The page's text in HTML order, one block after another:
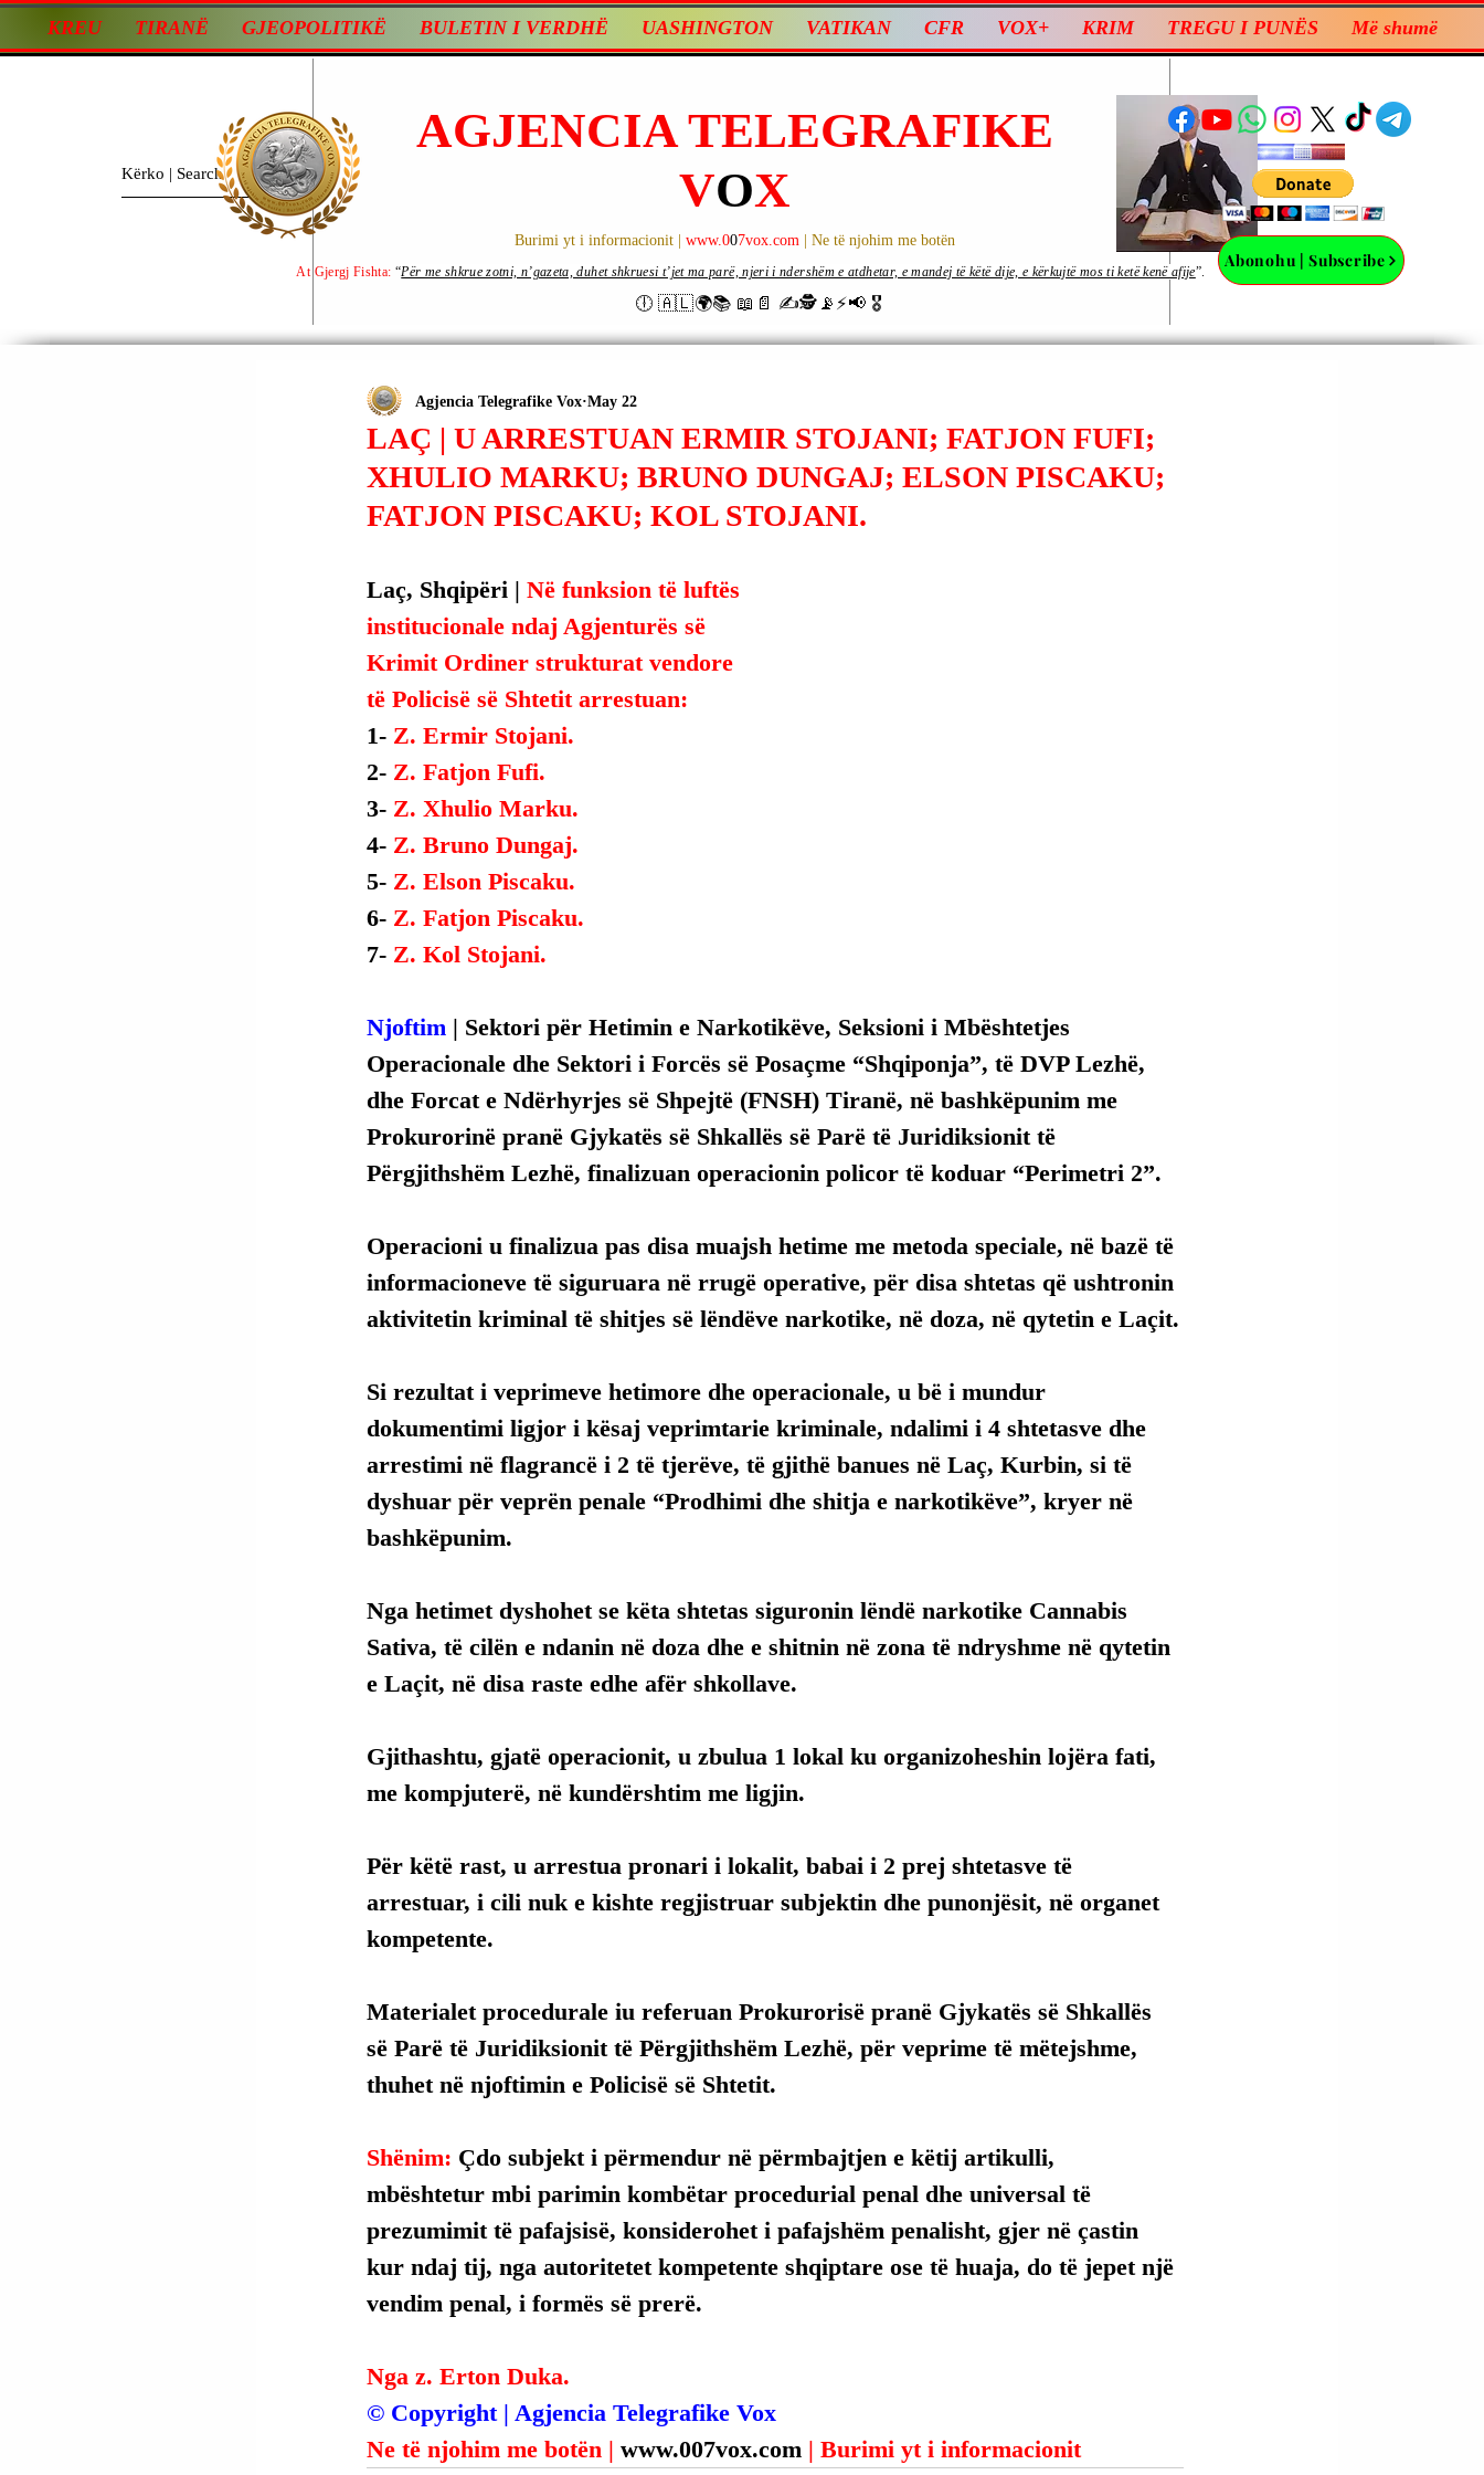
KREU TIRANË GJEOPOLITIKË BULETIN I VERDHË UASHINGTON VATIKAN CFR VOX+ KRIM TREGU I PUNËS Më shumë
AGJENCIA TELEGRAFIKE
VOX
Burimi yt i informacionit | www.007vox.com | Ne të njohim me botën
🕕 🇦🇱🌍📚 📖📄 ✍🕵️📡⚡️📢 🎖
Abonohu | Subscribe
At Gjergj Fishta: “Për me shkrue zotni, n’gazeta, duhet shkruesi t’jet ma parë, njeri i ndershëm e atdhetar, e mandej të këtë dije, e kërkujtë mos ti ketë kenë afije”.
LAÇ | U ARRESTUAN ERMIR STOJANI; FATJON FUFI;
XHULIO MARKU; BRUNO DUNGAJ; ELSON PISCAKU;
FATJON PISCAKU; KOL STOJANI.
Agjencia Telegrafike Vox May 22
Laç, Shqipëri | Në funksion të luftës
institucionale ndaj Agjenturës së
Krimit Ordiner strukturat vendore
të Policisë së Shtetit arrestuan:
1- Z. Ermir Stojani.
2- Z. Fatjon Fufi.
3- Z. Xhulio Marku.
4- Z. Bruno Dungaj.
5- Z. Elson Piscaku.
6- Z. Fatjon Piscaku.
7- Z. Kol Stojani.
Njoftim | Sektori për Hetimin e Narkotikëve, Seksioni i Mbështetjes
Operacionale dhe Sektori i Forcës së Posaçme “Shqiponja”, të DVP Lezhë,
dhe Forcat e Ndërhyrjes së Shpejtë (FNSH) Tiranë, në bashkëpunim me
Prokurorinë pranë Gjykatës së Shkallës së Parë të Juridiksionit të
Përgjithshëm Lezhë, finalizuan operacionin policor të koduar “Perimetri 2”.
Operacioni u finalizua pas disa muajsh hetime me metoda speciale, në bazë të
informacioneve të siguruara në rrugë operative, për disa shtetas që ushtronin
aktivitetin kriminal të shitjes së lëndëve narkotike, në doza, në qytetin e Laçit.
Si rezultat i veprimeve hetimore dhe operacionale, u bë i mundur
dokumentimi ligjor i kësaj veprimtarie kriminale, ndalimi i 4 shtetasve dhe
arrestimi në flagrancë i 2 të tjerëve, të gjithë banues në Laç, Kurbin, si të
dyshuar për veprën penale “Prodhimi dhe shitja e narkotikëve”, kryer në
bashkëpunim.
Nga hetimet dyshohet se këta shtetas siguronin lëndë narkotike Cannabis
Sativa, të cilën e ndanin në doza dhe e shitnin në zona të ndryshme në qytetin
e Laçit, në disa raste edhe afër shkollave.
Gjithashtu, gjatë operacionit, u zbulua 1 lokal ku organizoheshin lojëra fati,
me kompjuterë, në kundërshtim me ligjin.
Për këtë rast, u arrestua pronari i lokalit, babai i 2 prej shtetasve të
arrestuar, i cili nuk e kishte regjistruar subjektin dhe punonjësit, në organet
kompetente.
Materialet procedurale iu referuan Prokurorisë pranë Gjykatës së Shkallës
së Parë të Juridiksionit të Përgjithshëm Lezhë, për veprime të mëtejshme,
thuhet në njoftimin e Policisë së Shtetit.
Shënim: Çdo subjekt i përmendur në përmbajtjen e këtij artikulli,
mbështetur mbi parimin kombëtar procedurial penal dhe universal të
prezumimit të pafajsisë, konsiderohet i pafajshëm penalisht, gjer në çastin
kur ndaj tij, nga autoritetet kompetente shqiptare ose të huaja, do të jepet një
vendim penal, i formës së prerë.
Nga z. Erton Duka.
© Copyright | Agjencia Telegrafike Vox
Ne të njohim me botën | www.007vox.com | Burimi yt i informacionit